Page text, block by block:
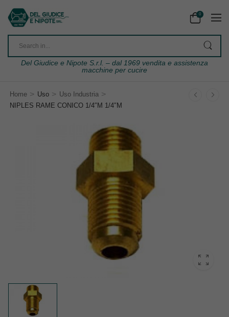
0
Del Giudice e Nipote S.r.l. – dal 1969 vendita e assistenza
macchine per cucire
Home > Uso > Uso Industria >
NIPLES RAME CONICO 1/4″M 1/4″M